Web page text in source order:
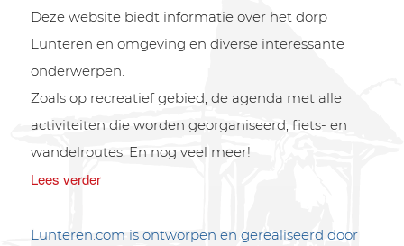
Deze website biedt informatie over het dorp
Lunteren en omgeving en diverse interessante
onderwerpen.
Zoals op recreatief gebied, de agenda met alle
activiteiten die worden georganiseerd, fiets- en
wandelroutes. En nog veel meer!
Lees verder
Lunteren.com is ontworpen en gerealiseerd door